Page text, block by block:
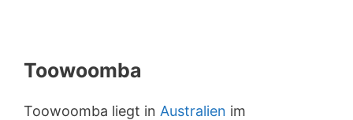
Toowoomba
Toowoomba liegt in Australien im